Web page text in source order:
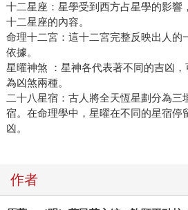
十二星座：星學受到西方占星學的影響
十二星座的內容。
命理十二宮：這十二宮完整反映出人的
依據。
星曜神煞 ：星神各代表著不同的吉凶
為凶煞兩種。
二十八星宿：古人將全天恆星劃分為三
宿。在命理學中，星曜在不同的星宿停
凶。
作者